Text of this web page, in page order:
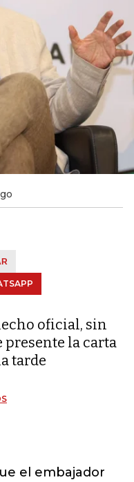
oficial, sin
presente la carta
tarde
el embajador